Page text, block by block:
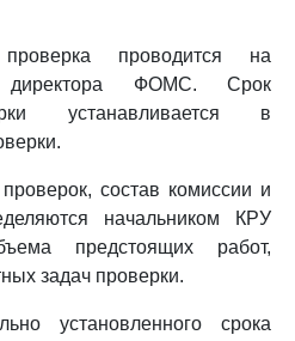
проводится на
директора ФОМС. Срок
устанавливается в
состав комиссии и
начальником КРУ
предстоящих работ,
задач проверки.
установленного срока